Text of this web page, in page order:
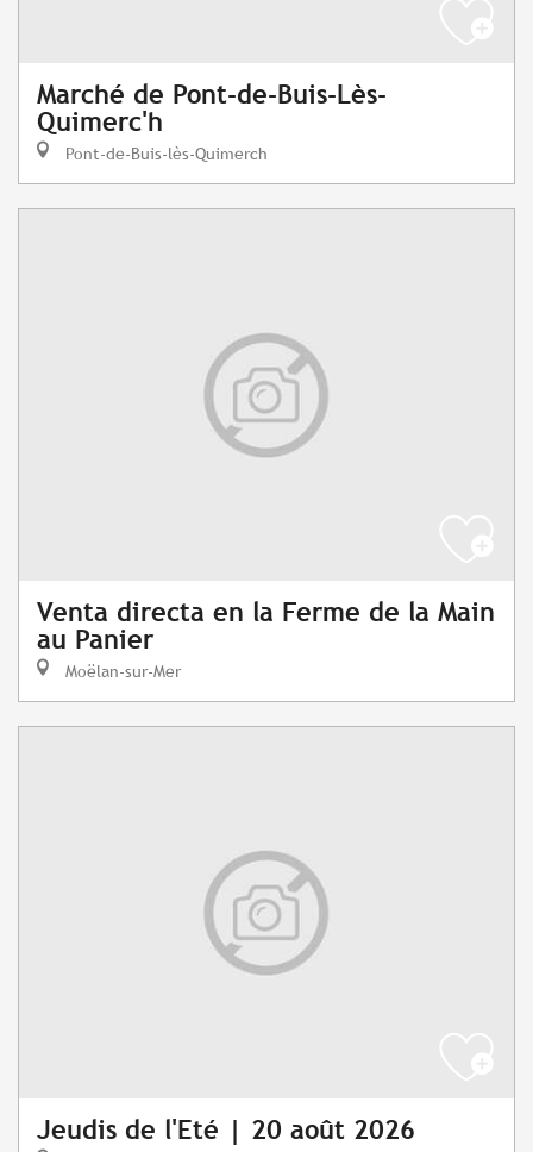
Marché de Pont-de-Buis-Lès-
Quimerc'h
Pont-de-Buis-lès-Quimerch
Venta directa en la Ferme de la Main
au Panier
Moëlan-sur-Mer
Jeudis de l'Eté | 20 août 2026